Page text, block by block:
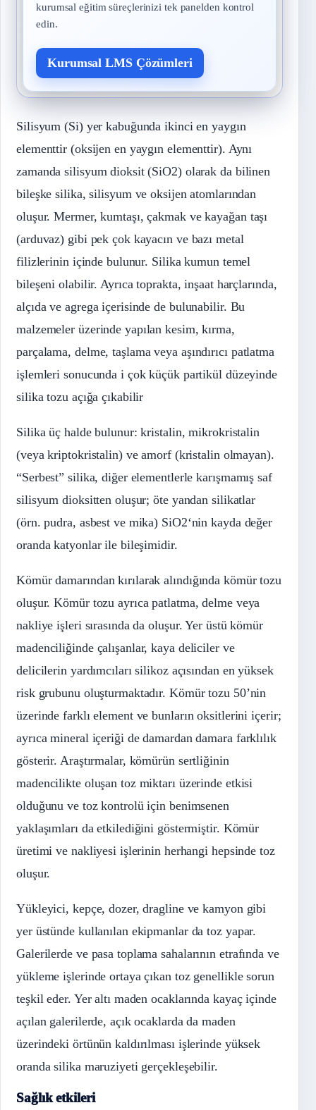
kurumsal eğitim süreçlerinizi tek panelden kontrol
edin.
Kurumsal LMS Çözümleri
Silisyum (Si) yer kabuğunda ikinci en yaygın
elementtir (oksijen en yaygın elementtir). Aynı
zamanda silisyum dioksit (SiO2) olarak da bilinen
bileşke silika, silisyum ve oksijen atomlarından
oluşur. Mermer, kumtaşı, çakmak ve kayağan taşı
(arduvaz) gibi pek çok kayacın ve bazı metal
filizlerinin içinde bulunur. Silika kumun temel
bileşeni olabilir. Ayrıca toprakta, inşaat harçlarında,
alçıda ve agrega içerisinde de bulunabilir. Bu
malzemeler üzerinde yapılan kesim, kırma,
parçalama, delme, taşlama veya aşındırıcı patlatma
işlemleri sonucunda i çok küçük partikül düzeyinde
silika tozu açığa çıkabilir
Silika üç halde bulunur: kristalin, mikrokristalin
(veya kriptokristalin) ve amorf (kristalin olmayan).
“Serbest” silika, diğer elementlerle karışmamış saf
silisyum dioksitten oluşur; öte yandan silikatlar
(örn. pudra, asbest ve mika) SiO2‘nin kayda değer
oranda katyonlar ile bileşimidir.
Kömür damarından kırılarak alındığında kömür tozu
oluşur. Kömür tozu ayrıca patlatma, delme veya
nakliye işleri sırasında da oluşur. Yer üstü kömür
madenciliğinde çalışanlar, kaya deliciler ve
delicilerin yardımcıları silikoz açısından en yüksek
risk grubunu oluşturmaktadır. Kömür tozu 50’nin
üzerinde farklı element ve bunların oksitlerini içerir;
ayrıca mineral içeriği de damardan damara farklılık
gösterir. Araştırmalar, kömürün sertliğinin
madencilikte oluşan toz miktarı üzerinde etkisi
olduğunu ve toz kontrolü için benimsenen
yaklaşımları da etkilediğini göstermiştir. Kömür
üretimi ve nakliyesi işlerinin herhangi hepsinde toz
oluşur.
Yükleyici, kepçe, dozer, dragline ve kamyon gibi
yer üstünde kullanılan ekipmanlar da toz yapar.
Galerilerde ve pasa toplama sahalarının etrafında ve
yükleme işlerinde ortaya çıkan toz genellikle sorun
teşkil eder. Yer altı maden ocaklarında kayaç içinde
açılan galerilerde, açık ocaklarda da maden
üzerindeki örtünün kaldırılması işlerinde yüksek
oranda silika maruziyeti gerçekleşebilir.
Sağlık etkileri